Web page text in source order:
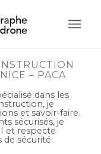
– PACA
dans les
je
et savoir-faire.
sécurisés, je
et respecte
sécurité.